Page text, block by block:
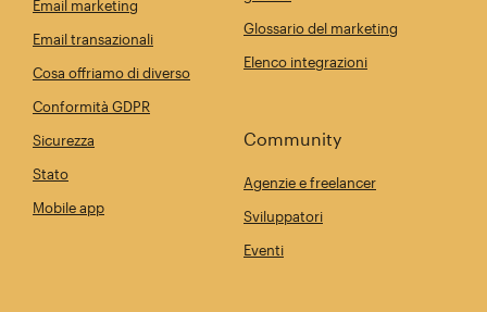
Email marketing
Email transazionali
Cosa offriamo di diverso
Conformità GDPR
Sicurezza
Stato
Mobile app
Glossario del marketing
Elenco integrazioni
Community
Agenzie e freelancer
Sviluppatori
Eventi